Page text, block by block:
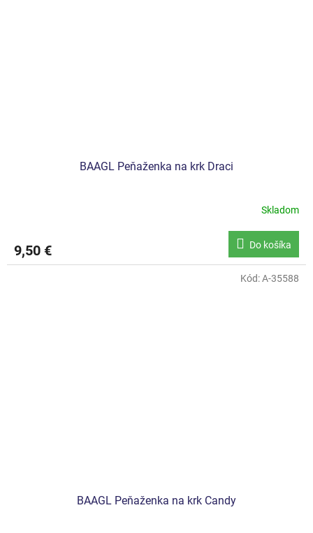
BAAGL Peňaženka na krk Draci
Skladom
9,50 € Do košíka
BAAGL Peňaženka na krk Candy
Kód:A-35588